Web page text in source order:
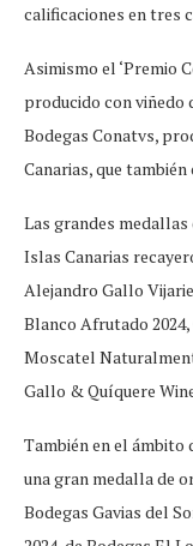
calificaciones en tres
Asimismo el ‘Premio
producido con viñedo
Bodegas Conatvs,
Canarias, que
Las grandes
Islas Canarias
Alejandro Gallo
Blanco Afrutado 2024,
Moscatel
Gallo & Quíquere
También en el ámbito
una gran medalla de
Bodegas Gavias del